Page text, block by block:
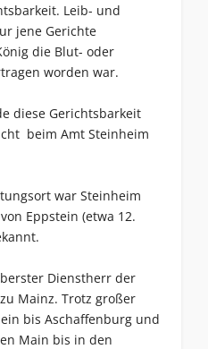
Leib- und
jene Gerichte
die Blut- oder
worden war.
diese Gerichtsbarkeit
beim Amt Steinheim
war Steinheim
Eppstein (etwa 12.
Dienstherr der
Mainz. Trotz großer
bis Aschaffenburg und
Main bis in den